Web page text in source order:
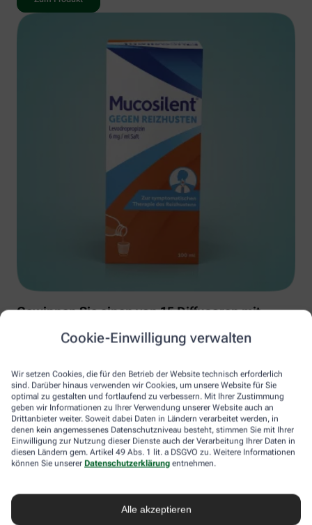
Cookie-Einwilligung verwalten
Wir setzen Cookies, die für den Betrieb der Website technisch erforderlich
sind. Darüber hinaus verwenden wir Cookies, um unsere Website für Sie
optimal zu gestalten und fortlaufend zu verbessern. Mit Ihrer Zustimmung
geben wir Informationen zu Ihrer Verwendung unserer Website auch an
Drittanbieter weiter. Soweit dabei Daten in Ländern verarbeitet werden, in
denen kein angemessenes Datenschutzniveau besteht, stimmen Sie mit Ihrer
Einwilligung zur Nutzung dieser Dienste auch der Verarbeitung Ihrer Daten in
diesen Ländern gem. Artikel 49 Abs. 1 lit. a DSGVO zu. Weitere Informationen
können Sie unserer Datenschutzerklärung entnehmen.
Alle akzeptieren
Gewinnen Sie einen von 15 Diffusoren mit
Wohlfühloase erschaffen können. Ein Diffusor verwandelt
ätherische Öle in eine sanfte Duftwolke, die Reizhusten lindert, die
Raumluft befeuchtet und so gerade im Winter trockener
Heizungsluft entgegenwirkt. Machen Sie mit und holen Sie sich
mit etwas Glück die wohltuende Kraft der Aromen und Öle direkt
ins Wohnzimmer.
Timerfunktion bis 20 m²